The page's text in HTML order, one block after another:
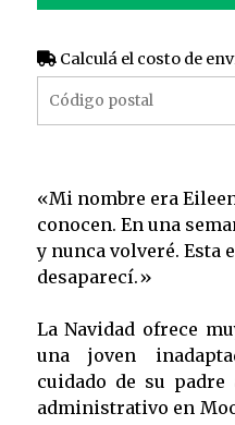
Calculá el costo de
«Mi nombre era
conocen. En una
y nunca volveré. Esta
desaparecí.»
La Navidad ofrece
una joven
cuidado de su
administrativo en